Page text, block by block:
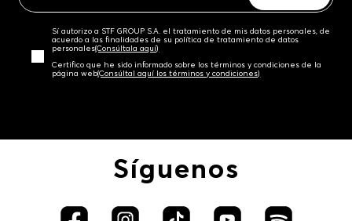
Sí autorizo a STF GROUP S.A. el tratamiento de mis datos personales, de
acuerdo a las finalidades de su política de tratamiento de datos
personales‎(Consúltala aquí)
Certifico que he sido informado sobre los términos y condiciones de la
página web‎(Consúltal aquí los términos y condiciones)
Síguenos